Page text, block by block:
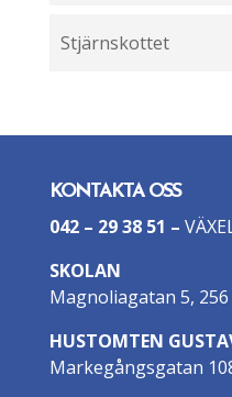
Stjärnskottet
KONTAKTA OSS
042 – 29 38 51 –
SKOLAN
Magnoliagatan 5,
HUSTOMTEN
Markegångsgatan